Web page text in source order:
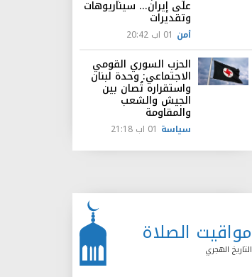
على إيران... سيناريوهات
وتقديرات
أمن 01 اب 20:42
الحزب السوري القومي
الاجتماعي: وحدة لبنان
واستقراره تُصان بين
الجيش والشعب
والمقاومة
سياسة 01 اب 21:18
مواقيت الصلاة
التاريخ الهجري